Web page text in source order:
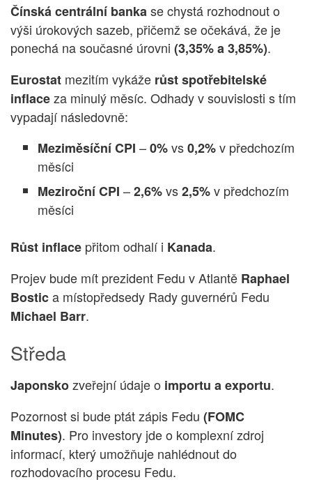
Čínská centrální bankase chystá rozhodnout o
výši úrokových sazeb, přičemž se očekává, že je
ponechá na současné úrovni (3,35% a 3,85%).
Eurostat mezitím vykáže růst spotřebitelské
inflaceza minulý měsíc. Odhady v souvislosti s tím
vypadají následovně:
Meziměsíční CPI –0%vs0,2%v předchozím
měsíci
Meziroční CPI –2,6%vs2,5%v předchozím
měsíci
Růst inflace přitom odhalí i Kanada.
Projev bude mít prezident Fedu v Atlantě Raphael
Bostica místopředsedy Rady guvernérů Fedu
Michael Barr.
Středa
Japonskozveřejní údaje o importu a exportu.
Pozornost si bude ptát zápis Fedu (FOMC
Minutes). Pro investory jde o komplexní zdroj
informací, který umožňuje nahlédnout do
rozhodovacího procesu Fedu.